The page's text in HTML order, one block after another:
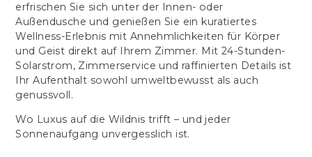
erfrischen Sie sich unter der Innen- oder
Außendusche und genießen Sie ein kuratiertes
Wellness-Erlebnis mit Annehmlichkeiten für Körper
und Geist direkt auf Ihrem Zimmer. Mit 24-Stunden-
Solarstrom, Zimmerservice und raffinierten Details ist
Ihr Aufenthalt sowohl umweltbewusst als auch
genussvoll.
Wo Luxus auf die Wildnis trifft – und jeder
Sonnenaufgang unvergesslich ist.